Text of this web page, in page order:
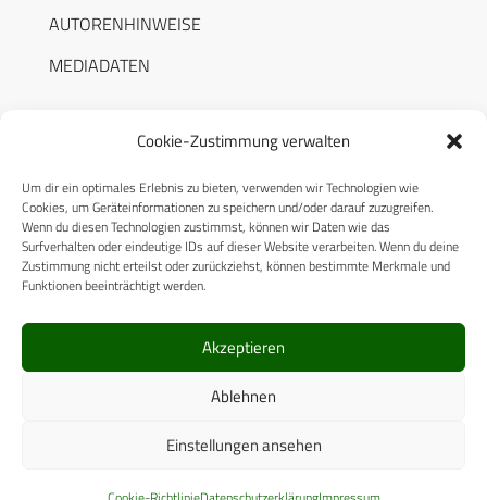
Cookie-Zustimmung verwalten
Um dir ein optimales Erlebnis zu bieten, verwenden wir Technologien wie
Cookies, um Geräteinformationen zu speichern und/oder darauf zuzugreifen.
Wenn du diesen Technologien zustimmst, können wir Daten wie das
Surfverhalten oder eindeutige IDs auf dieser Website verarbeiten. Wenn du deine
Zustimmung nicht erteilst oder zurückziehst, können bestimmte Merkmale und
Funktionen beeinträchtigt werden.
Akzeptieren
Ablehnen
Einstellungen ansehen
AUTORENHINWEISE
MEDIADATEN
RECHTLICHES
Datenschutzerklärung
Cookie-Richtlinie (EU)